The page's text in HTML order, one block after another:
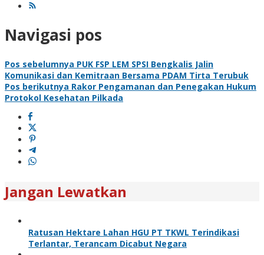
Navigasi pos
Pos sebelumnya PUK FSP LEM SPSI Bengkalis Jalin
Komunikasi dan Kemitraan Bersama PDAM Tirta Terubuk
Pos berikutnya Rakor Pengamanan dan Penegakan Hukum
Protokol Kesehatan Pilkada
Jangan Lewatkan
Ratusan Hektare Lahan HGU PT TKWL Terindikasi
Terlantar, Terancam Dicabut Negara